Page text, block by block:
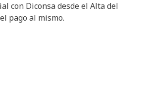
con Diconsa desde el Alta del
pago al mismo.